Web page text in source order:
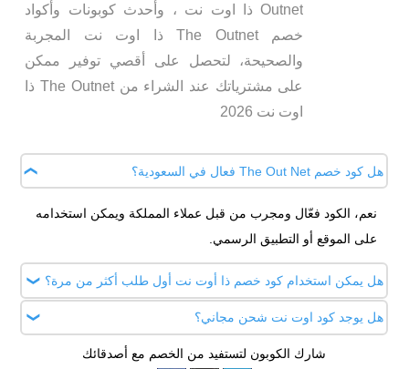
Outnet ذا اوت نت ، وأحدث كوبونات وأكواد
خصم The Outnet ذا اوت نت المجربة
والصحيحة، لتحصل على أقصي توفير ممكن
على مشترياتك عند الشراء من The Outnet ذا
اوت نت 2026
هل كود خصم The Out Net فعال في السعودية؟
نعم، الكود فعّال ومجرب من قبل عملاء المملكة ويمكن استخدامه
على الموقع أو التطبيق الرسمي.
هل يمكن استخدام كود خصم ذا أوت نت أول طلب أكثر من مرة؟
الكود مخصص للاستخدام لمرة واحدة فقط على أول عملية شراء
لكل عميل جديد.
هل يوجد كود اوت نت شحن مجاني؟
نعم، كود خصم ذا اوت نت من اطلب كوبون يوفر شحنًا مجانيًا على
شارك الكوبون لتستفيد من الخصم مع أصدقائك